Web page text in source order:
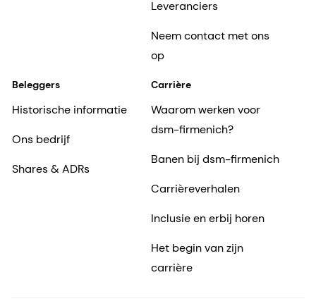
Leveranciers
Neem contact met ons
op
Beleggers
Historische informatie
Ons bedrijf
Shares & ADRs
Carrière
Waarom werken voor
dsm-firmenich?
Banen bij dsm-firmenich
Carrièreverhalen
Inclusie en erbij horen
Het begin van zijn
carrière